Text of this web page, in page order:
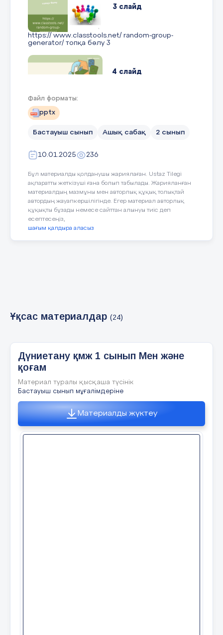
3 слайд
https:// www.classtools.net/ random-group-
generator/ топқа бөлу 3
4 слайд
Мен және қоғам ДҮНИЕТАНУ САБАҒЫ DAMU
SCHOOL 4
5 слайд
Адамдардың қоғаммен қандай байланыс
жасайтынын оқып- үйренеміз. Адамдардың
қоғамға келтіретін пайдасы туралы білесің 5
мақсаттары бірдей болады. Қоғамда адамдар
қоғамдағы адамдардың қарым- қатынасы. Жаңа
ұғым 7 ҚОҒАМ
8 слайд
1-топ. Ым-ишарамен сахналау ( Автобуста) 2-
жолда) 3-топ. Бейнелік сахналау (Дүкенде)
Файл форматы:
pptx
Бастауыш сынып Ашық сабақ 2 сынып
10.01.2025 236
Бұл материалды қолданушы жариялаған. Ustaz Tilegi
ақпаратты жеткізуші ғана болып табылады. Жарияланған
материалдың мазмұны мен авторлық құқық толықтай
автордың жауапкершілігінде. Егер материал авторлық
құқықты бұзады немесе сайттан алынуы тиіс деп
есептесеңіз,
шағым қалдыра аласыз
Ұқсас материалдар (24)
Дүниетану қмж 1 сынып Мен және
қоғам
Материал туралы қысқаша түсінік
Бастауыш сынып мұғалімдеріне
Материалды жүктеу